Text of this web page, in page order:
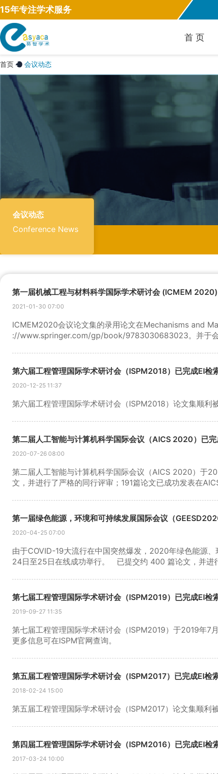
15年专注学术服务
首 页
首页 会议动态
会议动态
Conference News
第一届机械工程与材料科学国际学术研讨会 (ICMEM
2021-01-30 07:00
ICMEM2020会议论文集的录用论文在Mechanisms and
://www.springer.com/gp/book/9783030683023。并
第六届工程管理国际学术研讨会（ISPM2018）已完成EI检
2020-12-25 11:37
第二届人工智能与计算机科学国际会议（AICS 2020）已完
2020-07-26 08:00
第二届人工智能与计算机科学国际会议（AICS 2020）
文，并进行了严格的同行评审；191篇论文已成功发表在
第一届绿色能源，环境和可持续发展国际会议（
2020-04-25 07:00
由于COVID-19大流行在中国突然爆发，2020年绿色能源
24日至25日在线成功举行。 已提交约 400 篇论文，并进
第七届工程管理国际学术研讨会（ISPM2019）已完成EI检
2019-09-27 11:35
第七届工程管理国际学术研讨会（ISPM2019）于2019年
更多信息可在ISPM官网查询。
第五届工程管理国际学术研讨会（ISPM2017）已完成EI检
2018-02-24 15:00
第四届工程管理国际学术研讨会（ISPM2016）已完成EI检
2017-03-24 10:00